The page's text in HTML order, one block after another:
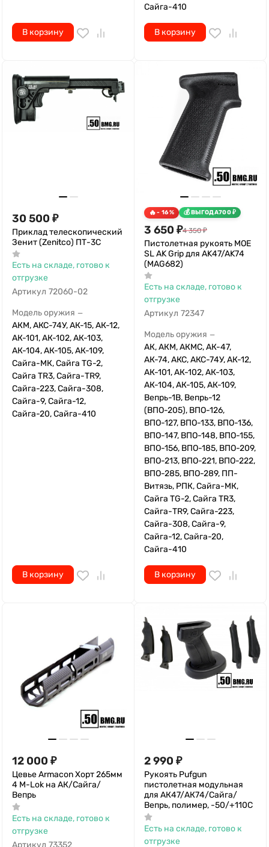
В корзину
Сайга-410
В корзину
30 500 ₽
Приклад телескопический
Зенит (Zenitco) ПТ-3С
Есть на складе, готово к
отгрузке
Артикул 72060-02
Модель оружия —
АКМ, АКС-74У, АК-15, АК-12,
АК-101, АК-102, АК-103,
АК-104, АК-105, АК-109,
Сайга-МК, Сайга TG-2,
Сайга TR3, Сайга-TR9,
Сайга-223, Сайга-308,
Сайга-9, Сайга-12,
Сайга-20, Сайга-410
В корзину
- 16% ВЫГОДА700₽
3 650 ₽4 350 ₽
Пистолетная рукоять MOE
SL AK Grip для AK47/AK74
(MAG682)
Есть на складе, готово к
отгрузке
Артикул 72347
Модель оружия —
АК, АКМ, АКМС, АК-47,
АК-74, АКС, АКС-74У, АК-12,
АК-101, АК-102, АК-103,
АК-104, АК-105, АК-109,
Вепрь-1В, Вепрь-12
(ВПО-205), ВПО-126,
ВПО-127, ВПО-133, ВПО-136,
ВПО-147, ВПО-148, ВПО-155,
ВПО-156, ВПО-185, ВПО-209,
ВПО-213, ВПО-221, ВПО-222,
ВПО-285, ВПО-289, ПП-
Витязь, РПК, Сайга-МК,
Сайга TG-2, Сайга TR3,
Сайга-TR9, Сайга-223,
Сайга-308, Сайга-9,
Сайга-12, Сайга-20,
Сайга-410
В корзину
12 000 ₽
Цевье Armacon Хорт 265мм
4 M-Lok на АК/Сайга/
Вепрь
Есть на складе, готово к
отгрузке
Артикул 73352
2 990 ₽
Рукоять Pufgun
пистолетная модульная
для АК47/АК74/Сайга/
Вепрь, полимер, -50/+110С
Есть на складе, готово к
отгрузке